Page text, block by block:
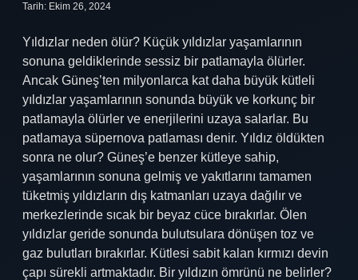
Tarih: Ekim 26, 2024
Yıldızlar neden ölür? Küçük yıldızlar yaşamlarının
sonuna geldiklerinde sessiz bir patlamayla ölürler.
Ancak Güneş’ten milyonlarca kat daha büyük kütleli
yıldızlar yaşamlarının sonunda büyük ve korkunç bir
patlamayla ölürler ve enerjilerini uzaya salarlar. Bu
patlamaya süpernova patlaması denir. Yıldız öldükten
sonra ne olur? Güneş’e benzer kütleye sahip,
yaşamlarının sonuna gelmiş ve yakıtlarını tamamen
tüketmiş yıldızların dış katmanları uzaya dağılır ve
merkezlerinde sıcak bir beyaz cüce bırakırlar. Ölen
yıldızlar geride sonunda bulutsulara dönüşen toz ve
gaz bulutları bırakırlar. Kütlesi sabit kalan kırmızı devin
çapı sürekli artmaktadır. Bir yıldızın ömrünü ne belirler?